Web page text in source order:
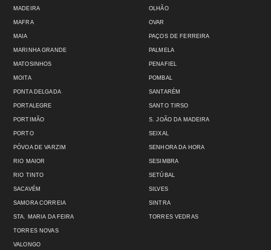
MADEIRA
MAFRA
MAIA
MARINHA GRANDE
MATOSINHOS
MOITA
OLHÃO
OVAR
PAÇOS DE FERREIRA
PALMELA
PENAFIEL
POMBAL
PONTA DELGADA
PORTALEGRE
PORTIMÃO
PORTO
PÓVOA DE VARZIM
RIO MAIOR
RIO TINTO
SACAVÉM
SAMORA CORREIA
STA. MARIA DA FEIRA
SANTARÉM
SANTO TIRSO
S. JOÃO DA MADEIRA
SEIXAL
SENHORA DA HORA
SESIMBRA
SETÚBAL
SILVES
SINTRA
TORRES VEDRAS
TORRES NOVAS
VALONGO